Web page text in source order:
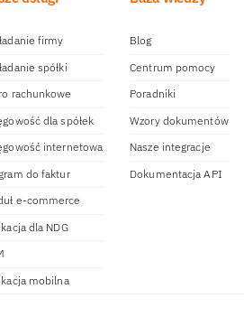
firmy
spółki
rachunkowe
dla spółek
internetowa
do faktur
e-commerce
dla NDG
mobilna
Blog
Centrum pomocy
Poradniki
Wzory dokumentów
Nasze integracje
Dokumentacja API